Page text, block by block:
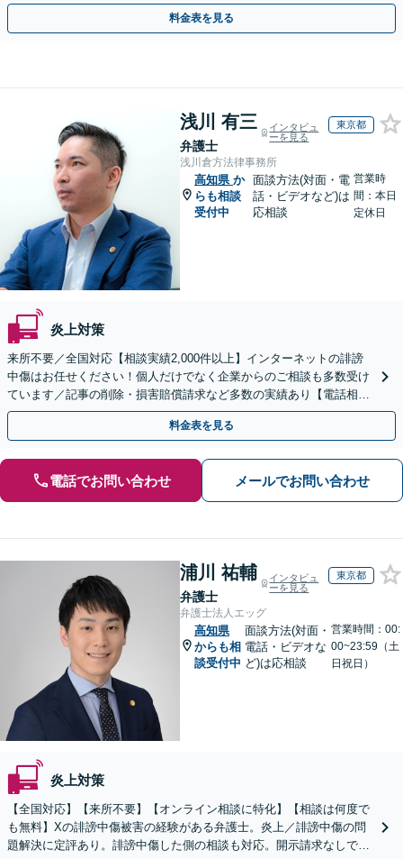
用面のリスクも包み隠さずお伝えしサポートします。
料金表を見る
浅川 有三
弁護士
インタビュ
ーを見る
東京都
浅川倉方法律事務所
高知県 か
らも相談
受付中
面談方法(対面・電
話・ビデオなど)は
応相談
営業時
間：本日
定休日
炎上対策
来所不要／全国対応【相談実績2,000件以上】インターネットの誹謗
中傷はお任せください！個人だけでなく企業からのご相談も多数受け
ています／記事の削除・損害賠償請求など多数の実績あり【電話相談
可】【初回相談無料】【夜間休日面談可】
料金表を見る
電話でお問い合わせ メールでお問い合わせ
浦川 祐輔
弁護士
インタビュ
ーを見る
東京都
弁護士法人エッグ
高知県
からも相
談受付中
面談方法(対面・
電話・ビデオな
ど)は応相談
営業時間：00:
00~23:59（土
日祝日）
炎上対策
【全国対応】【来所不要】【オンライン相談に特化】【相談は何度で
も無料】Xの誹謗中傷被害の経験がある弁護士。炎上／誹謗中傷の問
題解決に定評あり。誹謗中傷した側の相談も対応。開示請求なしで本